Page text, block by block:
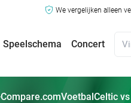
We vergelijken alleen
Speelschema Concert
VoetbalCeltic